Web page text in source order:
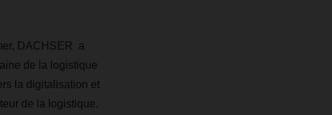
DACHSER a
de la logistique
la digitalisation et
de la logistique.